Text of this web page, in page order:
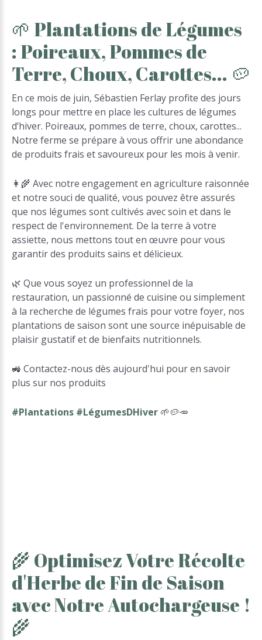
🌱 PlantationsdeLégumes
: Poireaux,Pommesde
Terre,Choux,Carottes... 🥔
En ce mois de juin, Sébastien Ferlay profite des jours
longs pour mettre en place les cultures de légumes
d’hiver. Poireaux, pommes de terre, choux, carottes...
Notre ferme se prépare à vous offrir une abondance
de produits frais et savoureux pour les mois à venir.
👩‍🌾 Avec notre engagement en agriculture raisonnée
et notre souci de qualité, vous pouvez être assurés
que nos légumes sont cultivés avec soin et dans le
respect de l'environnement. De la terre à votre
assiette, nous mettons tout en œuvre pour vous
garantir des produits sains et délicieux.
🌿 Que vous soyez un professionnel de la
restauration, un passionné de cuisine ou simplement
à la recherche de légumes frais pour votre foyer, nos
plantations de saison sont une source inépuisable de
plaisir gustatif et de bienfaits nutritionnels.
🚜 Contactez-nous dès aujourd'hui pour en savoir
plus sur nos produits
#Plantations #LégumesDHiver 🌱🥔🥕
🌾 OptimisezVotreRécolte
d'HerbedeFinde Saison
avecNotreAutochargeuse !
🌾